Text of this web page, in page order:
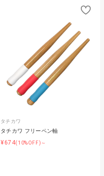
タチカワ
タチカワ フリーペン軸
¥674(10%OFF)～